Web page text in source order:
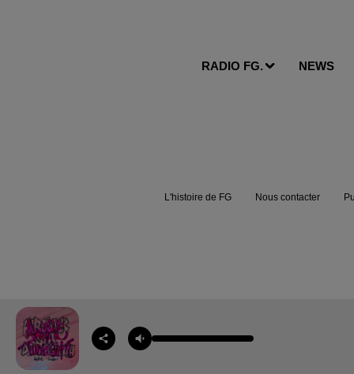
RADIO FG. NEWS
L'histoire de FG Nous contacter